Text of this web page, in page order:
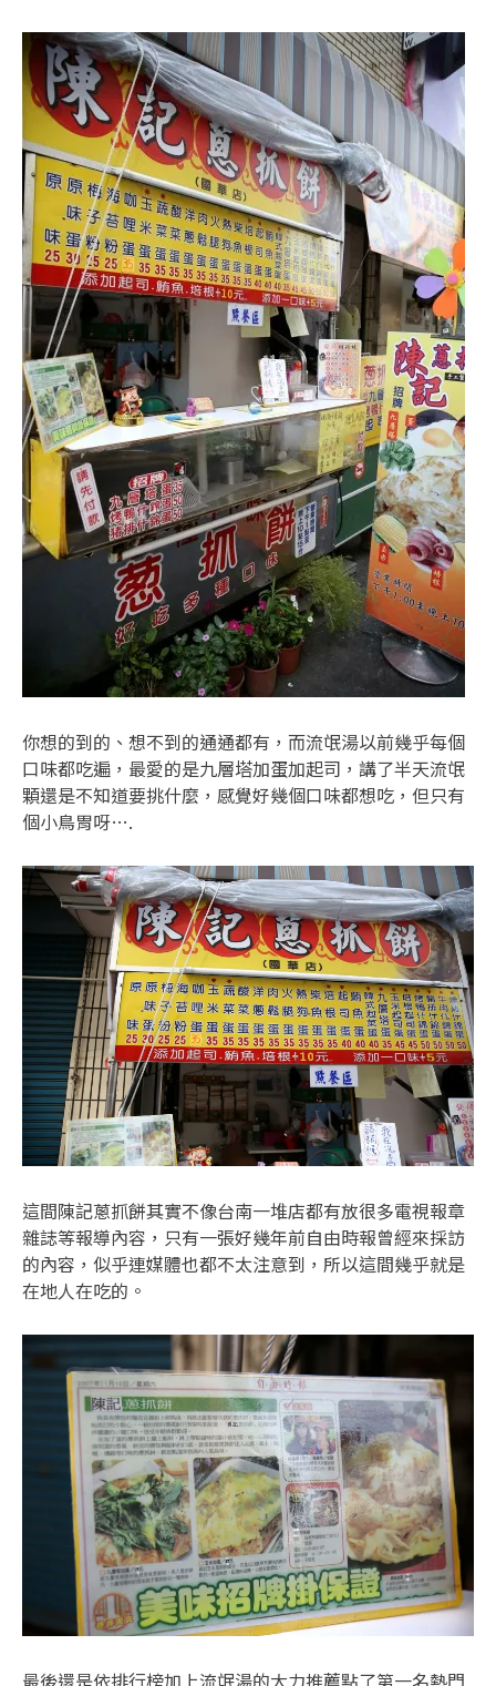
你想的到的、想不到的通通都有，而流氓湯以前幾乎每個
口味都吃遍，最愛的是九層塔加蛋加起司，講了半天流氓
顆還是不知道要挑什麼，感覺好幾個口味都想吃，但只有
個小鳥胃呀….
這間陳記蔥抓餅其實不像台南一堆店都有放很多電視報章
雜誌等報導內容，只有一張好幾年前自由時報曾經來採訪
的內容，似乎連媒體也都不太注意到，所以這間幾乎就是
在地人在吃的。